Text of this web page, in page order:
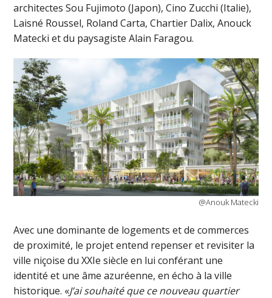
architectes Sou Fujimoto (Japon), Cino Zucchi (Italie),
Laisné Roussel, Roland Carta, Chartier Dalix, Anouck
Matecki et du paysagiste Alain Faragou.
@Anouk Matecki
Avec une dominante de logements et de commerces
de proximité, le projet entend repenser et revisiter la
ville niçoise du XXIe siècle en lui conférant une
identité et une âme azuréenne, en écho à la ville
historique. «J’ai souhaité que ce nouveau quartier